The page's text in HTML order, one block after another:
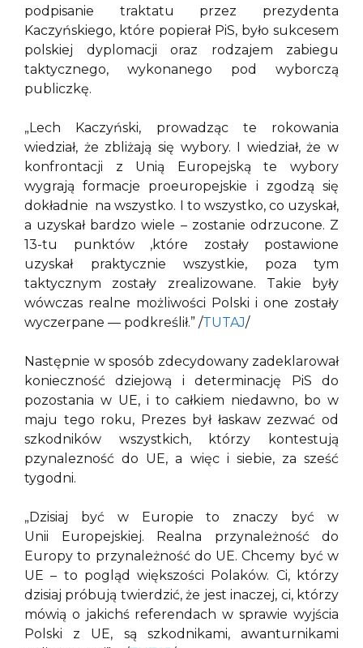
podpisanie traktatu przez prezydenta
Kaczyńskiego, które popierał PiS, było sukcesem
polskiej dyplomacji oraz rodzajem zabiegu
taktycznego, wykonanego pod wyborczą
publiczkę.
„Lech Kaczyński, prowadząc te rokowania
wiedział, że zbliżają się wybory. I wiedział, że w
konfrontacji z Unią Europejską te wybory
wygrają formacje proeuropejskie i zgodzą się
dokładnie na wszystko. I to wszystko, co uzyskał,
a uzyskał bardzo wiele – zostanie odrzucone. Z
13-tu punktów ,które zostały postawione
uzyskał praktycznie wszystkie, poza tym
taktycznym zostały zrealizowane. Takie były
wówczas realne możliwości Polski i one zostały
wyczerpane — podkreślił.” /TUTAJ/
Następnie w sposób zdecydowany zadeklarował
konieczność dziejową i determinację PiS do
pozostania w UE, i to całkiem niedawno, bo w
maju tego roku, Prezes był łaskaw zezwać od
szkodników wszystkich, którzy kontestują
pzynalezność do UE, a więc i siebie, za sześć
tygodni.
„Dzisiaj być w Europie to znaczy być w
Unii Europejskiej. Realna przynależność do
Europy to przynależność do UE. Chcemy być w
UE – to pogląd większości Polaków. Ci, którzy
dzisiaj próbują twierdzić, że jest inaczej, ci, którzy
mówią o jakichś referendach w sprawie wyjścia
Polski z UE, są szkodnikami, awanturnikami